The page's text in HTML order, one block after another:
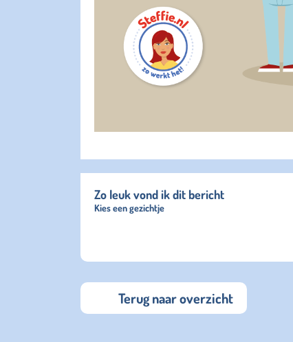
Zo leuk vond ik dit bericht
Kies een gezichtje
Terug naar overzicht